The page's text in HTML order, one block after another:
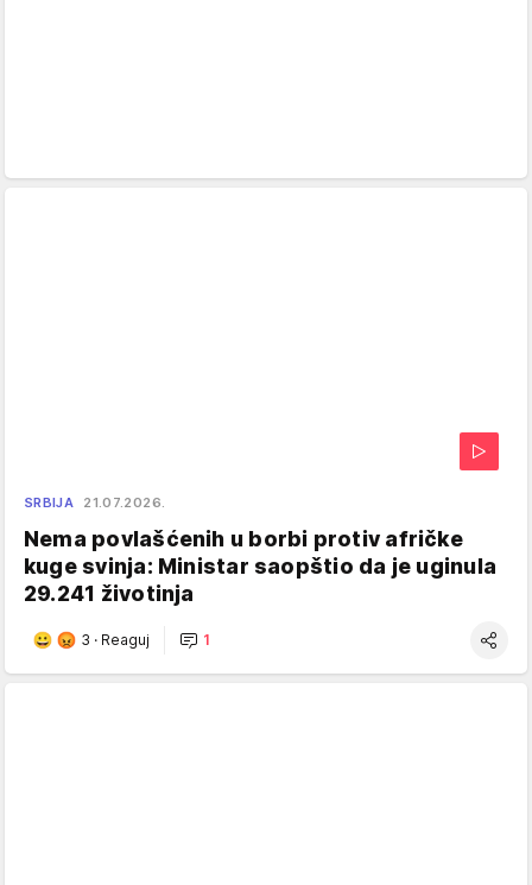
SRBIJA 21.07.2026.
Nema povlašćenih u borbi protiv afričke
kuge svinja: Ministar saopštio da je uginula
29.241 životinja
3 · Reaguj 1